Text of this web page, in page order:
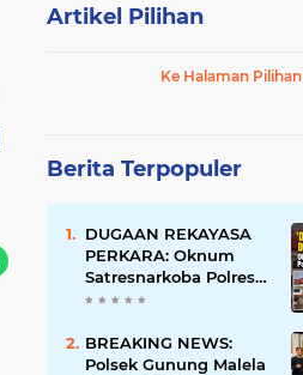
Artikel Pilihan
Ke Halaman Pilihan
Berita Terpopuler
DUGAAN REKAYASA
PERKARA: Oknum
Satresnarkoba Polres
Bengkalis Diduga
Hingga Paksa Warga
Hadir di TKP
BREAKING NEWS:
Polsek Gunung Malela